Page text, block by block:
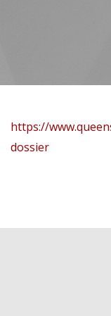
https://
dossier